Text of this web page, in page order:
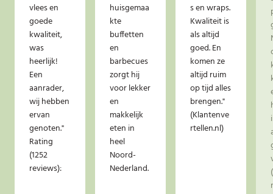
vlees en
goede
kwaliteit,
was
heerlijk!
Een
aanrader,
wij hebben
ervan
genoten."
Rating
(1252
reviews):
huisgemaa
kte
buffetten
en
barbecues
zorgt hij
voor lekker
en
makkelijk
eten in
heel
Noord-
Nederland.
s en wraps.
Kwaliteit is
als altijd
goed. En
komen ze
altijd ruim
op tijd alles
brengen."
(Klantenve
rtellen.nl)